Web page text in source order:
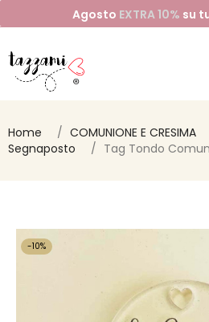
Agosto EXTRA 10% su
Home COMUNIONE E CRESIMA
Segnaposto
Tag Tondo
-10%